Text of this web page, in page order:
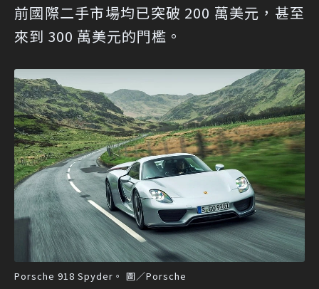
前國際二手市場均已突破 200 萬美元，甚至
來到 300 萬美元的門檻。
Porsche 918 Spyder。 圖／Porsche